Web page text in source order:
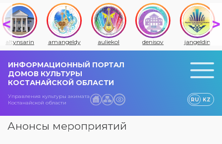
altynsarin amangeldy auliekol denisov jangeldin
ИНФОРМАЦИОННЫЙ ПОРТАЛ
ДОМОВ КУЛЬТУРЫ
КОСТАНАЙСКОЙ ОБЛАСТИ
Управления культуры акимата
Костанайской области
RU KZ
Анонсы мероприятий